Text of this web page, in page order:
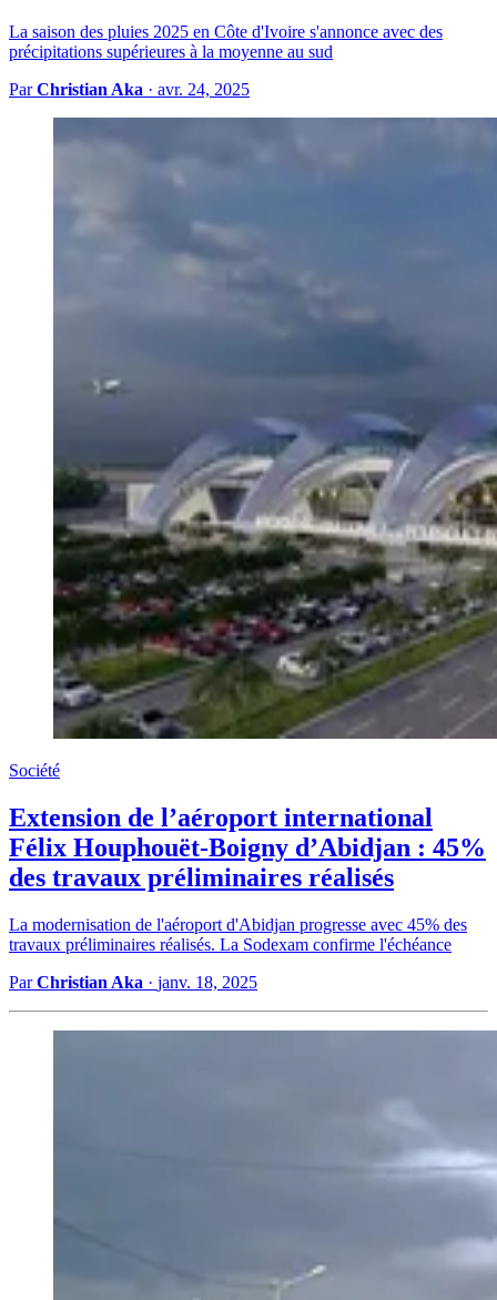
La saison des pluies 2025 en Côte d'Ivoire s'annonce avec des
précipitations supérieures à la moyenne au sud
ParChristian Aka · avr. 24, 2025
Société
Extension de l’aéroport international
Félix Houphouët-Boigny d’Abidjan : 45%
des travaux préliminaires réalisés
La modernisation de l'aéroport d'Abidjan progresse avec 45% des
travaux préliminaires réalisés. La Sodexam confirme l'échéance
ParChristian Aka · janv. 18, 2025